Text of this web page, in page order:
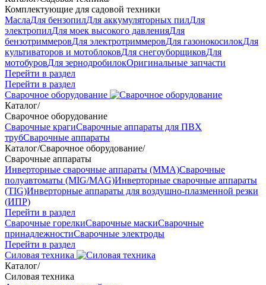
Комплектующие для садовой техники
МаслаДля бензопилДля аккумуляторных пилДля
электропилДля моек высокого давленияДля
бензотриммеровДля электротриммеровДля газонокосилокДля
культиваторов и мотоблоковДля снегоуборщиковДля
мотобуровДля зернодробилокОригинальные запчасти
Перейти в раздел
Перейти в раздел
Сварочное оборудование
Каталог/
Сварочное оборудование
Сварочные крагиСварочные аппараты для ПВХ
трубСварочные аппараты
Каталог/Сварочное оборудование/
Сварочные аппараты
Инверторные сварочные аппараты (ММА)Сварочные
полуавтоматы (MIG/MAG)Инверторные сварочные аппараты
(TIG)Инверторные аппараты для воздушно-плазменной резки
(ИПР)
Перейти в раздел
Сварочные горелкиСварочные маскиСварочные
принадлежностиСварочные электроды
Перейти в раздел
Силовая техника
Каталог/
Силовая техника